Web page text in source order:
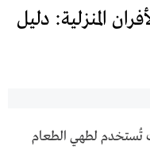
المنزلية: دليل
تُستخدم لطهي الطعام